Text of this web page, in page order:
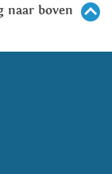
naar boven